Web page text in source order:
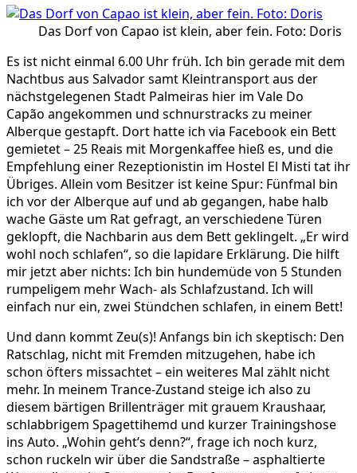
Das Dorf von Capao ist klein, aber fein. Foto: Doris
Es ist nicht einmal 6.00 Uhr früh. Ich bin gerade mit dem
Nachtbus aus Salvador samt Kleintransport aus der
nächstgelegenen Stadt Palmeiras hier im Vale Do
Capão angekommen und schnurstracks zu meiner
Alberque gestapft. Dort hatte ich via Facebook ein Bett
gemietet – 25 Reais mit Morgenkaffee hieß es, und die
Empfehlung einer Rezeptionistin im Hostel El Misti tat ihr
Übriges. Allein vom Besitzer ist keine Spur: Fünfmal bin
ich vor der Alberque auf und ab gegangen, habe halb
wache Gäste um Rat gefragt, an verschiedene Türen
geklopft, die Nachbarin aus dem Bett geklingelt. „Er wird
wohl noch schlafen“, so die lapidare Erklärung. Die hilft
mir jetzt aber nichts: Ich bin hundemüde von 5 Stunden
rumpeligem mehr Wach- als Schlafzustand. Ich will
einfach nur ein, zwei Stündchen schlafen, in einem Bett!
Und dann kommt Zeu(s)! Anfangs bin ich skeptisch: Den
Ratschlag, nicht mit Fremden mitzugehen, habe ich
schon öfters missachtet – ein weiteres Mal zählt nicht
mehr. In meinem Trance-Zustand steige ich also zu
diesem bärtigen Brillenträger mit grauem Kraushaar,
schlabbrigem Spagettihemd und kurzer Trainingshose
ins Auto. „Wohin geht’s denn?“, frage ich noch kurz,
schon ruckeln wir über die Sandstraße – asphaltierte